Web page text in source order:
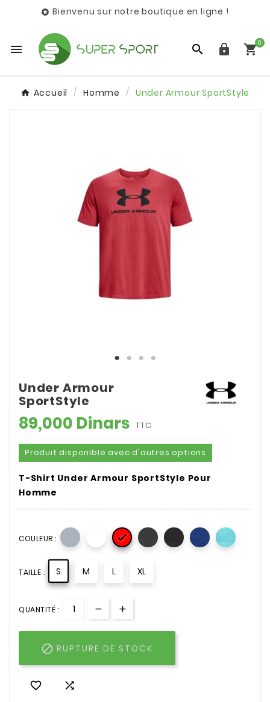
 Bienvenu sur notre boutique en ligne !
   0
Accueil Homme Under Armour SportStyle
Under Armour
SportStyle
89,000 Dinars TTC
Produit disponible avec d'autres options
T-Shirt Under Armour SportStyle Pour
Homme
COULEUR : 
TAILLE : S M L XL
QUANTITÉ :
 RUPTURE DE STOCK
 